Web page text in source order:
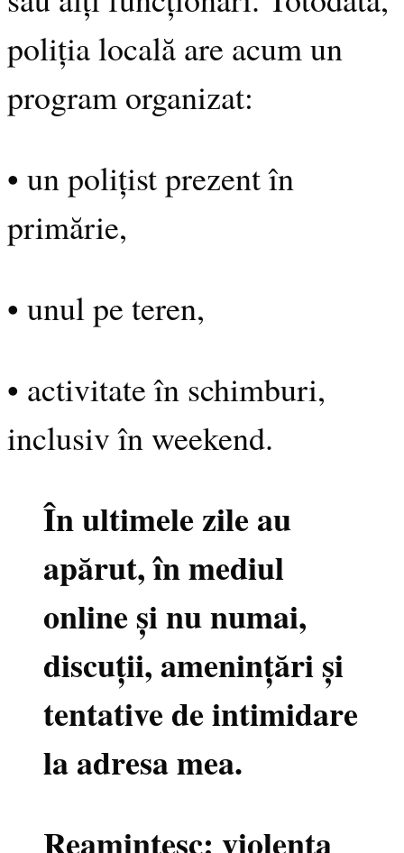
poliția locală are acum un
program organizat:
• un polițist prezent în
primărie,
• unul pe teren,
• activitate în schimburi,
inclusiv în weekend.
În ultimele zile au
apărut, în mediul
online și nu numai,
discuții, amenințări și
tentative de intimidare
la adresa mea.
Reamintesc: violența